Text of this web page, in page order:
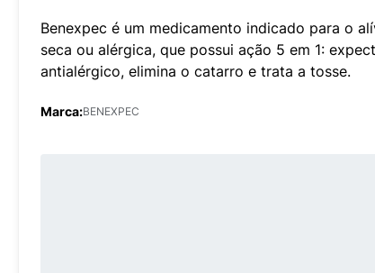
Benexpec é um medicamento indicado para o
seca ou alérgica, que possui ação 5 em 1:
antialérgico, elimina o catarro e trata a tosse.
Marca:BENEXPEC